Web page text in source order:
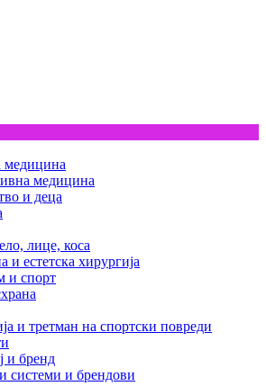
медицина
медицина
и деца
лице, коса
и естетска хирургија
и спорт
и третман на спортски повреди
и бренд
системи и брендови